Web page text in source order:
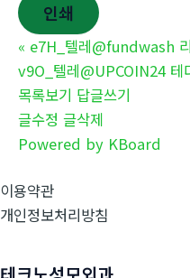
인쇄
« e7H_텔레@fundwash
v9O_텔레@UPCOIN24 테
목록보기 답글쓰기
글수정 글삭제
Powered by KBoard
이용약관
개인정보처리방침